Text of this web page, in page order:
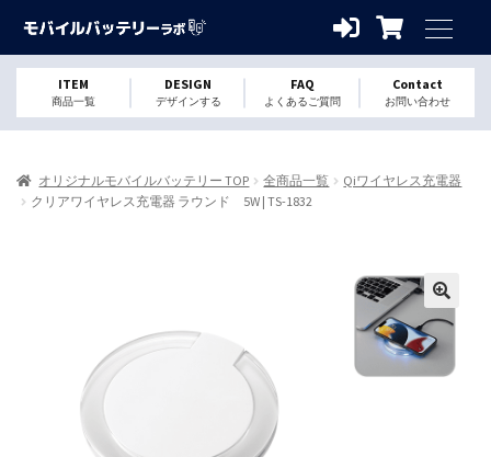
ITEM
商品一覧
DESIGN
デザインする
FAQ
よくあるご質問
Contact
お問い合わせ
オリジナルモバイルバッテリー TOP 全商品一覧
Qiワイヤレス充電器
クリアワイヤレス充電器 ラウンド 5W | TS-1832
🔍